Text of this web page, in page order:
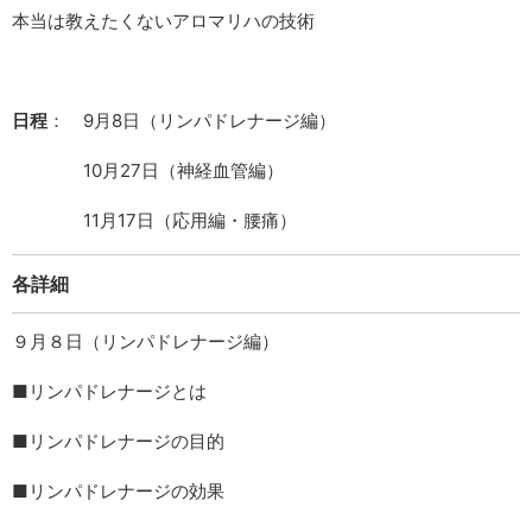
本当は教えたくないアロマリハの技術
日程 ： 9月8日（リンパドレナージ編）
10月27日（神経血管編）
11月17日（応用編・腰痛）
各詳細
９月８日（リンパドレナージ編）
■リンパドレナージとは
■リンパドレナージの目的
■リンパドレナージの効果